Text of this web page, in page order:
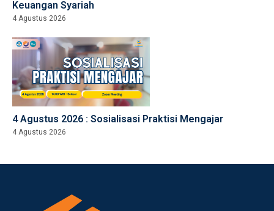
Keuangan Syariah
4 Agustus 2026
4 Agustus 2026 : Sosialisasi Praktisi Mengajar
4 Agustus 2026